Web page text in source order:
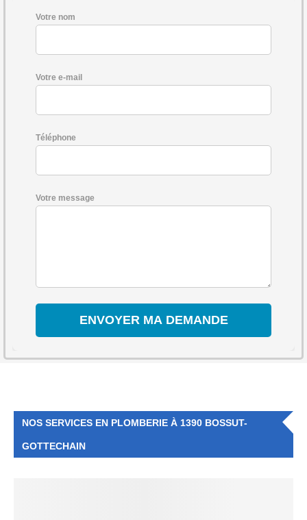
Votre nom
Votre e-mail
Téléphone
Votre message
NOS SERVICES EN PLOMBERIE À 1390 BOSSUT-
GOTTECHAIN